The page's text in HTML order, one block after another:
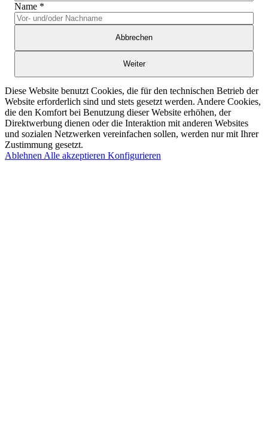
Name *
Abbrechen
Weiter
Diese Website benutzt Cookies, die für den technischen Betrieb der
Website erforderlich sind und stets gesetzt werden. Andere Cookies,
die den Komfort bei Benutzung dieser Website erhöhen, der
Direktwerbung dienen oder die Interaktion mit anderen Websites
und sozialen Netzwerken vereinfachen sollen, werden nur mit Ihrer
Zustimmung gesetzt.
Ablehnen Alle akzeptieren Konfigurieren